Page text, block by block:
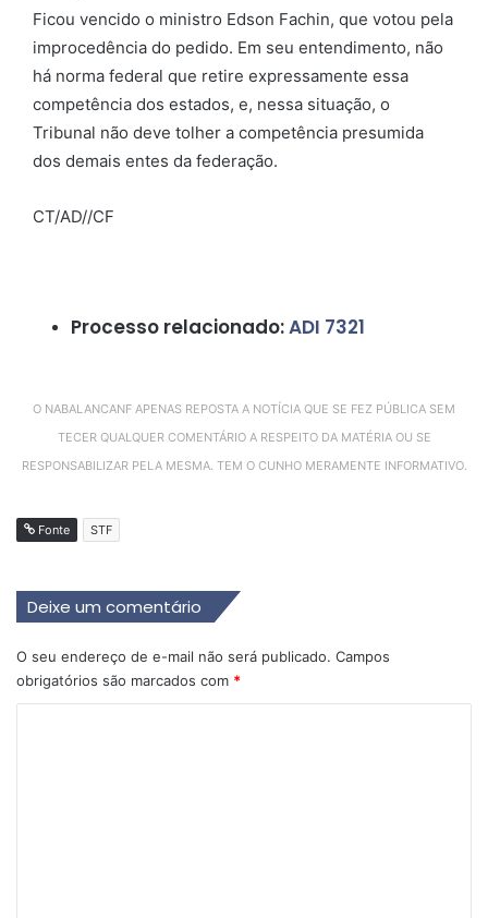
Ficou vencido o ministro Edson Fachin, que votou pela
improcedência do pedido. Em seu entendimento, não
há norma federal que retire expressamente essa
competência dos estados, e, nessa situação, o
Tribunal não deve tolher a competência presumida
dos demais entes da federação.
CT/AD//CF
Processo relacionado:ADI 7321
O NABALANCANF APENAS REPOSTA A NOTÍCIA QUE SE FEZ PÚBLICA SEM
TECER QUALQUER COMENTÁRIO A RESPEITO DA MATÉRIA OU SE
RESPONSABILIZAR PELA MESMA. TEM O CUNHO MERAMENTE INFORMATIVO.
Fonte STF
Deixe um comentário
O seu endereço de e-mail não será publicado. Campos
obrigatórios são marcados com *